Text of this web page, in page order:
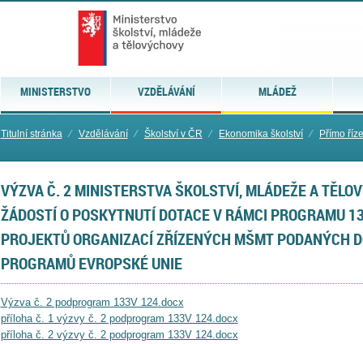
MINISTERSTVO VZDĚLÁVÁNÍ MLÁDEŽ
Titulní stránka ⁄ Vzdělávání ⁄ Školství v ČR ⁄ Ekonomika školství ⁄ Přímo
VÝZVA Č. 2 MINISTERSTVA ŠKOLSTVÍ, MLÁDEŽE A
ŽÁDOSTÍ O POSKYTNUTÍ DOTACE V RÁMCI PROGRAMU
PROJEKTŮ ORGANIZACÍ ZŘÍZENÝCH MŠMT PODANÝCH
PROGRAMŮ EVROPSKÉ UNIE
Výzva č. 2 podprogram 133V 124.docx
příloha č. 1 výzvy č. 2 podprogram 133V 124.docx
příloha č. 2 výzvy č. 2 podprogram 133V 124.docx